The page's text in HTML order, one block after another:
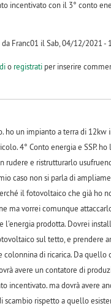
incentivato con il 3° conto
Franc01 il Sab, 04/12/2021 -
o registratiper inserire
ho un impianto a terra di 12kw
4° Conto energia e SSP.
rudere e ristrutturarlo
caso non si parla di
il fotovoltaico che già ho
ma vorrei comunque
l'energia prodotta. Dovrei
sul tetto, e prendere
colonnina di ricarica. Da quello
avere un contatore di
incentivato. ma dovrà avere
scambio rispetto a quello